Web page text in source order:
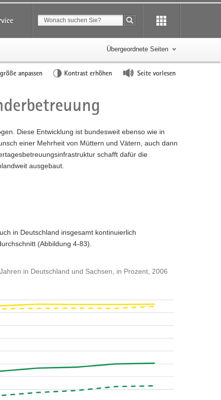
Suchbegriff
Suche starten
Übergeordnete Seiten
anpassen Kontrast erhöhen Seite vorlesen
Diese Entwicklung ist bundesweit ebenso wie in
einer Mehrheit von Müttern und Vätern, auch dann
schafft dafür die
ausgebaut.
in Deutschland insgesamt kontinuierlich
(Abbildung 4-83).
in Deutschland und Sachsen, in Prozent, 2006